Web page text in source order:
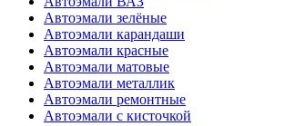
Автоэмали зелёные
Автоэмали карандаши
Автоэмали красные
Автоэмали матовые
Автоэмали металлик
Автоэмали ремонтные
Автоэмали с кисточкой